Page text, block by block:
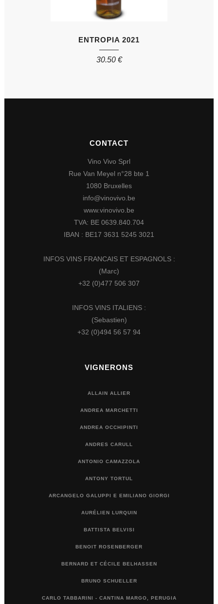
ENTROPIA 2021
30.50 €
CONTACT
Vino Vivo Sprl
Rue Van Meyel n°28 bte 1
1080 Bruxelles
info@vinovivo.be
www.vinovivo.be
TVA: BE 0639.840.704
IBAN : BE17 3631 5245 3021
INFOS VINS FRANCAIS ET ESPAGNOLS :
(Marc)
+32 (0)477 506 307
INFOS VINS ITALIENS :
(Sebastien)
+32 (0)494 56 57 94
VIGNERONS
ALLAIN ALLIER
ANDREA MARCHETTI
ANDREA OCCHIPINTI
ANDRES CARULL
ANTONIO CAMAZZOLA
ANTONY TORTUL
ARCANGELO GALUPPI E EMILIANO GIORGI
AURÉLIEN LURQUIN
BATTISTA BELVISI
BENOIT ROSENBERGER
BERNARD ET CÉCILE BELHASSEN
BRUNO SCHUELLER
CARLO TABBARINI - CANTINA MARGO, PERUGIA